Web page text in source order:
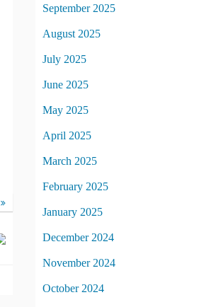
September 2025
August 2025
July 2025
June 2025
May 2025
April 2025
March 2025
February 2025
January 2025
December 2024
November 2024
October 2024